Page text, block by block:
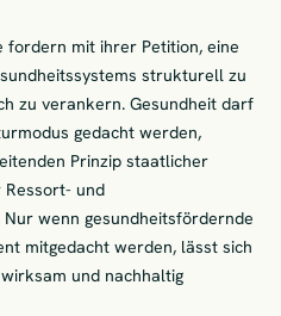
fordern mit ihrer Petition, eine
strukturell zu
zu verankern. Gesundheit darf
gedacht werden,
Prinzip staatlicher
Ressort- und
wenn gesundheitsfördernde
mitgedacht werden, lässt sich
und nachhaltig